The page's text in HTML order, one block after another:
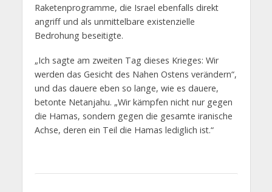
Raketenprogramme, die Israel ebenfalls direkt
angriff und als unmittelbare existenzielle
Bedrohung beseitigte.
„Ich sagte am zweiten Tag dieses Krieges: Wir
werden das Gesicht des Nahen Ostens verändern“,
und das dauere eben so lange, wie es dauere,
betonte Netanjahu. „Wir kämpfen nicht nur gegen
die Hamas, sondern gegen die gesamte iranische
Achse, deren ein Teil die Hamas lediglich ist.“